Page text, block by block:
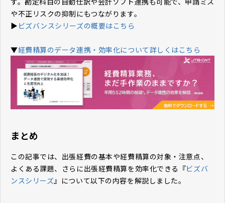
や不正リスクの抑制にもつながります。
▶ ビズバンスシリーズの概要はこちら
▼経費精算のデータ連携・効率化について詳しくはこちら
まとめ
この記事では、出張経費の基本や経費精算の対象・注意点、
よくある課題、さらに出張経費精算を効率化できる『ビズバ
ンスシリーズ』について以下の内容を解説しました。